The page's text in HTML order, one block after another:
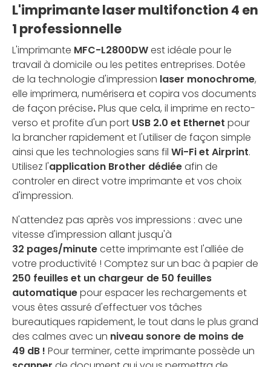
L'imprimante laser multifonction 4 en
1 professionnelle
L'imprimante MFC-L2800DWest idéale pour le
travail à domicile ou les petites entreprises. Dotée
de la technologie d'impression laser monochrome,
elle imprimera, numérisera et copira vos documents
de façon précise.Plus que cela, il imprime en recto-
verso et profite d'un port USB 2.0 et Ethernet pour
la brancher rapidement et l'utiliser de façon simple
ainsi que les technologies sans fil Wi-Fi et Airprint.
Utilisez l'application Brother dédiéeafin de
controler en direct votre imprimante et vos choix
d'impression.
N'attendez pas après vos impressions : avec une
vitesse d'impression allant jusqu'à
32 pages/minutecette imprimante est l'alliée de
votre productivité ! Comptez sur un bac à papier de
250 feuilles et un chargeur de 50 feuilles
automatiquepour espacer les rechargements et
vous êtes assuré d'effectuer vos tâches
bureautiques rapidement, le tout dans le plus grand
des calmes avec un niveau sonore de moins de
49 dB ! Pour terminer, cette imprimante possède un